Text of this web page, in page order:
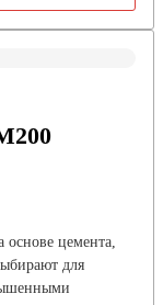
основе цемента,
для